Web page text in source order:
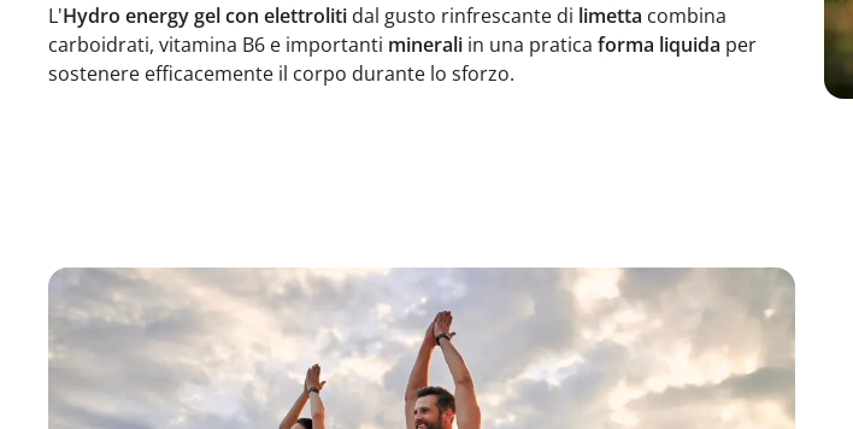
L'Hydro energy gelcon elettroliti dal gusto rinfrescante di limetta combina
carboidrati, vitamina B6 e importanti minerali in una pratica forma liquida per
sostenere efficacemente il corpo durante lo sforzo.